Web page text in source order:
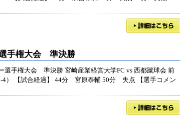
手権大会 準決勝
選手権大会 準決勝 宮崎産業経営大学FC vs 西都蹴球会 前
【試合経過】 44分 宮原泰輔 50分 失点 【選手コメン